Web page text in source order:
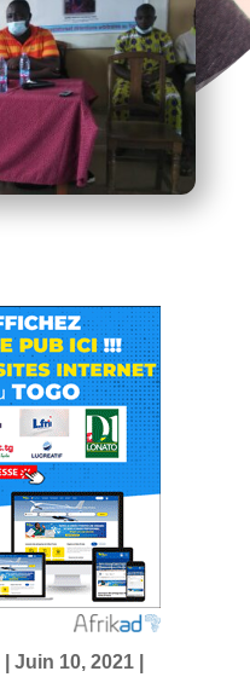
Juin 10, 2021|